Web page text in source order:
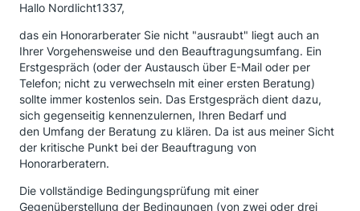
Hallo Nordlicht1337,
das ein Honorarberater Sie nicht "ausraubt" liegt auch an
Ihrer Vorgehensweise und den Beauftragungsumfang. Ein
Erstgespräch (oder der Austausch über E-Mail oder per
Telefon; nicht zu verwechseln mit einer ersten Beratung)
sollte immer kostenlos sein. Das Erstgespräch dient dazu,
sich gegenseitig kennenzulernen, Ihren Bedarf und
den Umfang der Beratung zu klären. Da ist aus meiner Sicht
der kritische Punkt bei der Beauftragung von
Honorarberatern.
Die vollständige Bedingungsprüfung mit einer
Gegenüberstellung der Bedingungen (von zwei oder drei